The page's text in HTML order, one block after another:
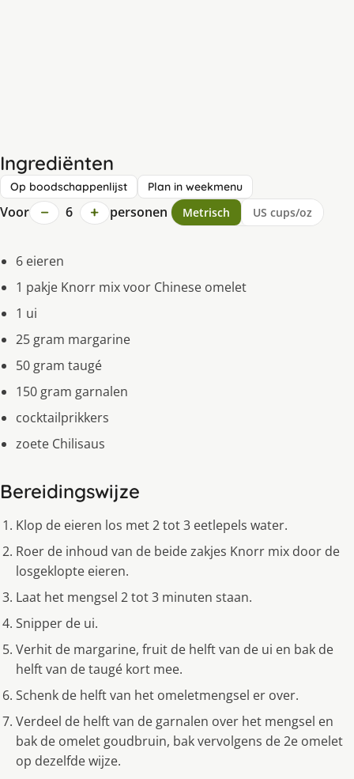
Ingrediënten
Op boodschappenlijst Plan in weekmenu
Voor − 6 + personen Metrisch US cups/oz
6 eieren
1 pakje Knorr mix voor Chinese omelet
1 ui
25 gram margarine
50 gram taugé
150 gram garnalen
cocktailprikkers
zoete Chilisaus
Bereidingswijze
Klop de eieren los met 2 tot 3 eetlepels water.
Roer de inhoud van de beide zakjes Knorr mix door de
losgeklopte eieren.
Laat het mengsel 2 tot 3 minuten staan.
Snipper de ui.
Verhit de margarine, fruit de helft van de ui en bak de
helft van de taugé kort mee.
Schenk de helft van het omeletmengsel er over.
Verdeel de helft van de garnalen over het mengsel en
bak de omelet goudbruin, bak vervolgens de 2e omelet
op dezelfde wijze.